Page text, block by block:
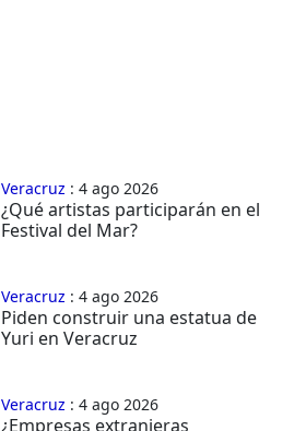
Veracruz : 4 ago 2026
¿Qué artistas participarán en el
Festival del Mar?
Veracruz : 4 ago 2026
Piden construir una estatua de
Yuri en Veracruz
Veracruz : 4 ago 2026
¿Empresas extranjeras